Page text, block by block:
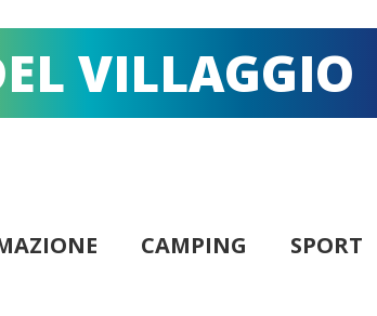
VILLAGGIO
CAMPING SPORT